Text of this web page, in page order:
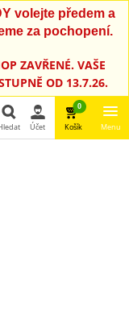
volejte předem a
za pochopení.
ZAVŘENÉ. VAŠE
OD 13.7.26.
Účet
0
Košík Menu